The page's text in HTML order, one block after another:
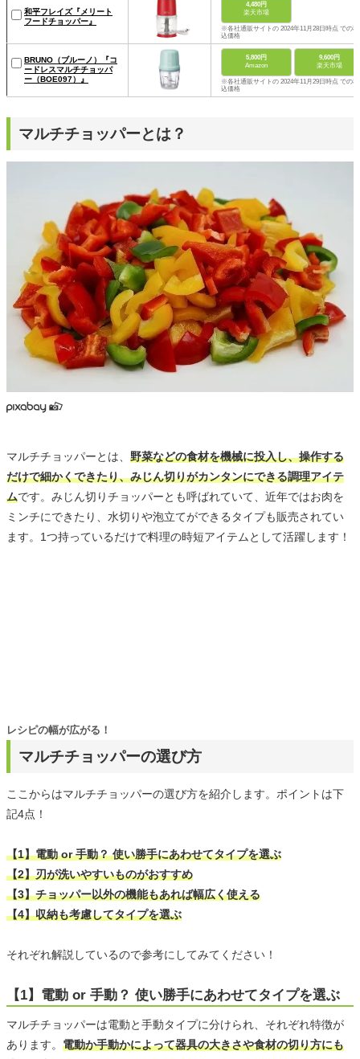
和平フレイズ『メリート
フードチョッパー』
4,480円
楽天市場
※各社通販サイトの 2024年11月28日時点 での税
込価格
BRUNO（ブルーノ）『コ
ードレスマルチチョッパ
ー（BOE097）』
5,800円
Amazon
9,600円
楽天市場
※各社通販サイトの 2024年11月29日時点 での税
込価格
マルチチョッパーとは？
マルチチョッパーとは、 野菜などの食材を機械に投入し、操作する
だけで細かくできたり、みじん切りがカンタンにできる調理アイテ
ムです。みじん切りチョッパーとも呼ばれていて、近年ではお肉を
ミンチにできたり、水切りや泡立てができるタイプも販売されてい
ます。1つ持っているだけで料理の時短アイテムとして活躍します！
マルチチョッパーの選び方
レシピの幅が広がる！
ここからはマルチチョッパーの選び方を紹介します。ポイントは下
記4点！
【1】電動 or 手動？ 使い勝手にあわせてタイプを選ぶ
【2】刃が洗いやすいものがおすすめ
【3】チョッパー以外の機能もあれば幅広く使える
【4】収納も考慮してタイプを選ぶ
それぞれ解説しているので参考にしてみてください！
【1】電動 or 手動？ 使い勝手にあわせてタイプを選ぶ
マルチチョッパーは電動と手動タイプに分けられ、それぞれ特徴が
あります。 電動か手動かによって器具の大きさや食材の切り方にも